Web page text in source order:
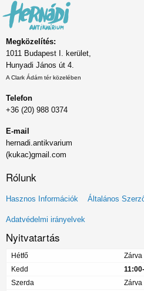
Megközelítés:
1011 Budapest I. kerület,
Hunyadi János út 4.
A Clark Ádám tér közelében
Telefon
+36 (20) 988 0374
E-mail
hernadi.antikvarium
(kukac)gmail.com
Rólunk
Lábléc
menü
Hasznos Információk Általános
Adatvédelmi irányelvek
Nyitvatartás
Hétfő
Zárva
Kedd
Szerda
Zárva